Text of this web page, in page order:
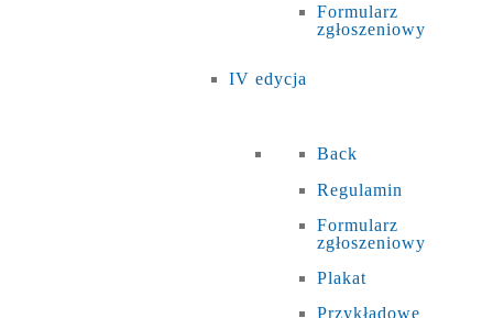
Formularz
zgłoszeniowy
IV edycja
Back
Regulamin
Formularz
zgłoszeniowy
Plakat
Przykładowe